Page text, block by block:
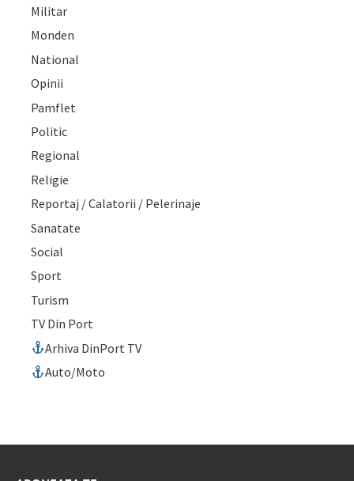
Militar
Monden
National
Opinii
Pamflet
Politic
Regional
Religie
Reportaj / Calatorii / Pelerinaje
Sanatate
Social
Sport
Turism
TV Din Port
Arhiva DinPort TV
Auto/Moto